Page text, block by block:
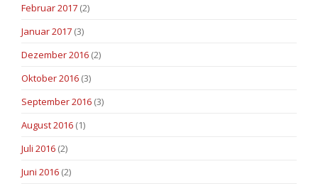
Februar 2017 (2)
Januar 2017 (3)
Dezember 2016 (2)
Oktober 2016 (3)
September 2016 (3)
August 2016 (1)
Juli 2016 (2)
Juni 2016 (2)